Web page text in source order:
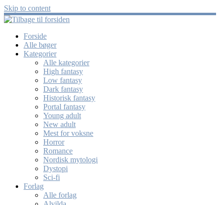
Skip to content
Forside
Alle bøger
Kategorier
Alle kategorier
High fantasy
Low fantasy
Dark fantasy
Historisk fantasy
Portal fantasy
Young adult
New adult
Mest for voksne
Horror
Romance
Nordisk mytologi
Dystopi
Sci-fi
Forlag
Alle forlag